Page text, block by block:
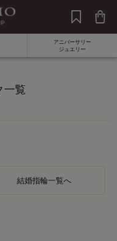
アニバーサリー
ジュエリー
一覧
結婚指輪一覧へ